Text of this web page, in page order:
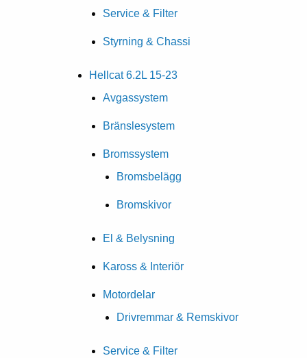
Service & Filter
Styrning & Chassi
Hellcat 6.2L 15-23
Avgassystem
Bränslesystem
Bromssystem
Bromsbelägg
Bromskivor
El & Belysning
Kaross & Interiör
Motordelar
Drivremmar & Remskivor
Service & Filter